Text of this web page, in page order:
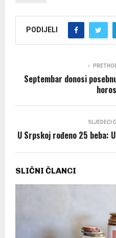
PODIJELI
Septembar donosi
SLJEDEĆI
U Srpskoj rođeno 25 beba:
SLIČNI ČLANCI